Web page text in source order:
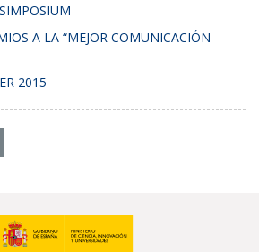
A LA “MEJOR COMUNICACIÓN
2015